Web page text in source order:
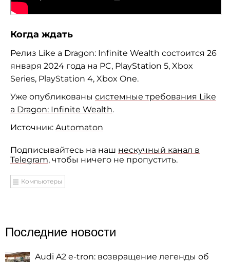
Когда ждать
Релиз Like a Dragon: Infinite Wealth состоится 26
января 2024 года на PC, PlayStation 5, Xbox
Series, PlayStation 4, Xbox One.
Уже опубликованы системные требования Like
a Dragon: Infinite Wealth.
Источник: Automaton
Подписывайтесь на наш нескучный канал в
Telegram, чтобы ничего не пропустить.
Компьютеры
Последние новости
Audi A2 e-tron: возвращение легенды об